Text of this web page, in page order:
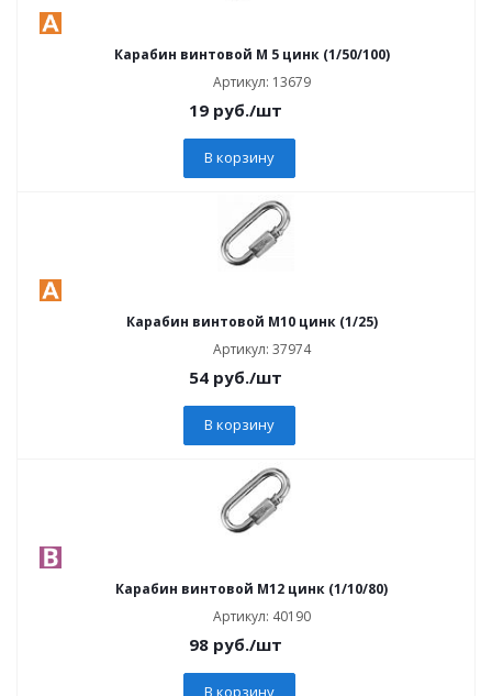
Карабин винтовой M 5 цинк (1/50/100)
Артикул: 13679
19руб./шт
В корзину
Карабин винтовой M10 цинк (1/25)
Артикул: 37974
54руб./шт
В корзину
Карабин винтовой M12 цинк (1/10/80)
Артикул: 40190
98руб./шт
В корзину